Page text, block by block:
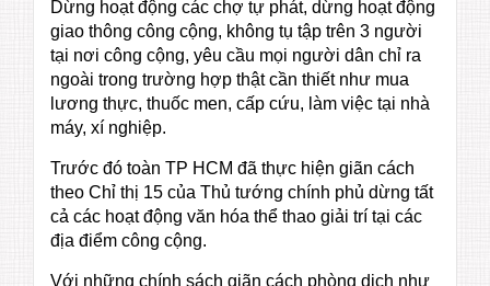
Dừng hoạt động các chợ tự phát, dừng hoạt động
giao thông công cộng, không tụ tập trên 3 người
tại nơi công cộng, yêu cầu mọi người dân chỉ ra
ngoài trong trường hợp thật cần thiết như mua
lương thực, thuốc men, cấp cứu, làm việc tại nhà
máy, xí nghiệp.
Trước đó toàn TP HCM đã thực hiện giãn cách
theo Chỉ thị 15 của Thủ tướng chính phủ dừng tất
cả các hoạt động văn hóa thể thao giải trí tại các
địa điểm công cộng.
Với những chính sách giãn cách phòng dịch như